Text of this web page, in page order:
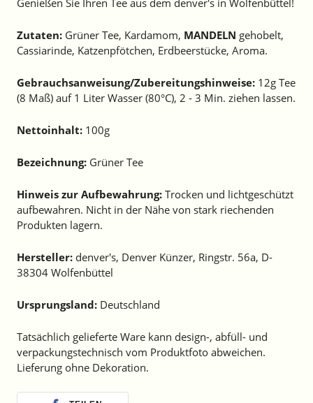
Genießen Sie Ihren Tee aus dem denver's in Wolfenbüttel!
Zutaten: Grüner Tee, Kardamom, MANDELN gehobelt,
Cassiarinde, Katzenpfötchen, Erdbeerstücke, Aroma.
Gebrauchsanweisung/Zubereitungshinweise: 12g Tee
(8 Maß) auf 1 Liter Wasser (80°C), 2 - 3 Min. ziehen lassen.
Nettoinhalt: 100g
Bezeichnung: Grüner Tee
Hinweis zur Aufbewahrung: Trocken und lichtgeschützt
aufbewahren. Nicht in der Nähe von stark riechenden
Produkten lagern.
Hersteller: denver's, Denver Künzer, Ringstr. 56a, D-
38304 Wolfenbüttel
Ursprungsland: Deutschland
Tatsächlich gelieferte Ware kann design-, abfüll- und
verpackungstechnisch vom Produktfoto abweichen.
Lieferung ohne Dekoration.